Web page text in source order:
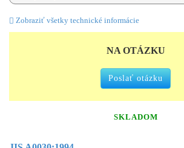
Zobraziť všetky technické informácie
NA OTÁZKU
Poslať otázku
SKLADOM